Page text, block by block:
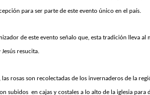
para ser parte de este evento único en el país.
de este evento señalo que, esta tradición lleva al
resucita.
las rosas son recolectadas de los invernaderos de la
subidos en cajas y costales a lo alto de la iglesia